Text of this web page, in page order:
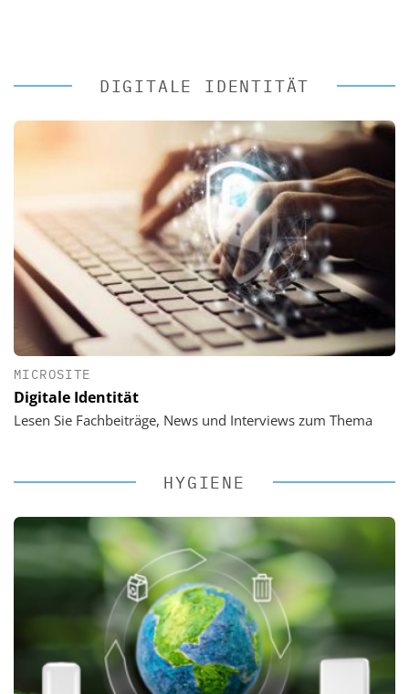
DIGITALE IDENTITÄT
MICROSITE
Digitale Identität
Lesen Sie Fachbeiträge, News und Interviews zum Thema
HYGIENE